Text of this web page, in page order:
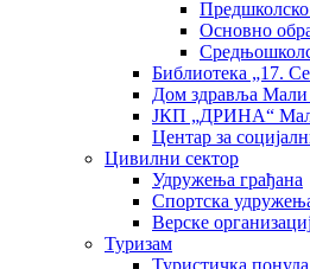
Основно
Библиотека „17.
Дом здравља Мали
ЈКП „ДРИНА“
Центар за
Цивилни сектор
Удружења грађана
Спортска
Верске
Туризам
Туристичка понуда